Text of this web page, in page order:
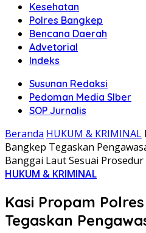
Kesehatan
Polres Bangkep
Bencana Daerah
Advetorial
Indeks
Susunan Redaksi
Pedoman Media SIber
SOP Jurnalis
Beranda HUKUM & KRIMINAL
Bangkep Tegaskan
Banggai Laut Sesuai Prosedur
HUKUM & KRIMINAL
Kasi Propam
Tegaskan